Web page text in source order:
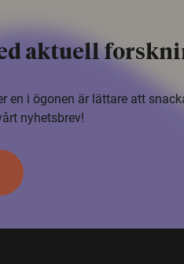
aktuell
en i ögonen är lättare att
nyhetsbrev!